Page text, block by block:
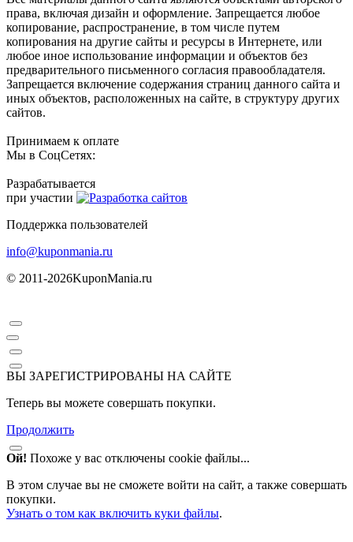
права, включая дизайн и оформление. Запрещается любое
копирование, распространение, в том числе путем
копирования на другие сайты и ресурсы в Интернете, или
любое иное использование информации и объектов без
предварительного письменного согласия правообладателя.
Запрещается включение содержания страниц данного сайта и
иных объектов, расположенных на сайте, в структуру других
сайтов.
Принимаем к оплате
Мы в СоцСетях:
Разрабатывается
при участии
Поддержка пользователей
info@kuponmania.ru
© 2011-2026KuponMania.ru
ВЫ ЗАРЕГИСТРИРОВАНЫ НА САЙТЕ
Теперь вы можете совершать покупки.
Продолжить
Ой! Похоже у вас отключены cookie файлы...
В этом случае вы не сможете войти на сайт, а также совершать
покупки.
Узнать о том как включить куки файлы.